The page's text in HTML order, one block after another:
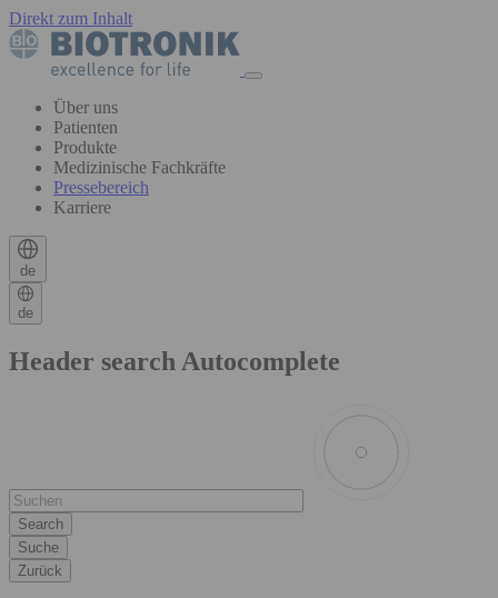
Direkt zum Inhalt
Über uns
Patienten
Produkte
Medizinische Fachkräfte
Pressebereich
Karriere
de
de
Header search Autocomplete
Suche
Zurück